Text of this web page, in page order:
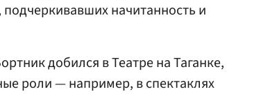
начитанность и
добился в Театре на Таганке,
роли — например, в спектаклях